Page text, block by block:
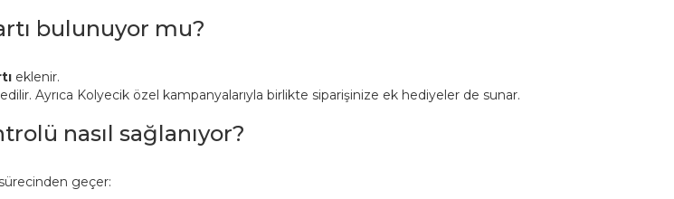
bulunuyor mu?
eklenir.
Ayrıca Kolyecik özel kampanyalarıyla birlikte siparişinize ek hediyeler de sunar.
nasıl sağlanıyor?
sürecinden geçer: